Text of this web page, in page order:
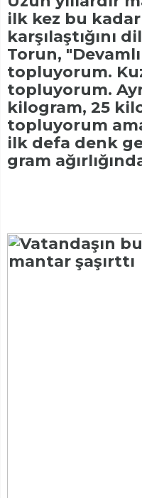
ilk kez bu
karşılaştığını
Torun,
topluyorum.
topluyorum.
kilogram, 25
topluyorum
ilk defa denk
gram